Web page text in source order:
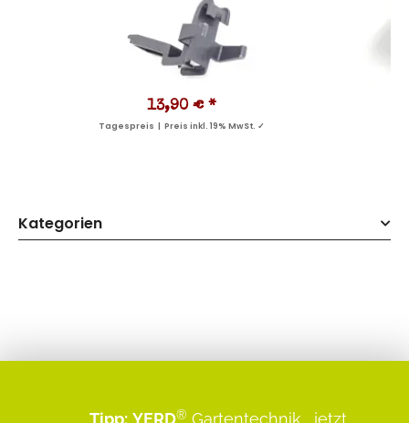
13,90 € *
Tagespreis | Preis inkl. 19% MwSt. ✓
Kategorien
®